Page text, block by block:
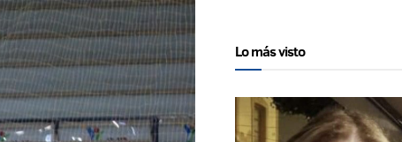
Lo más visto